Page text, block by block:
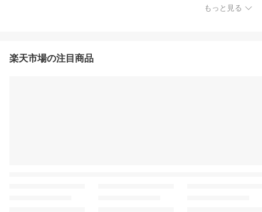
もっと見る
楽天市場の注目商品